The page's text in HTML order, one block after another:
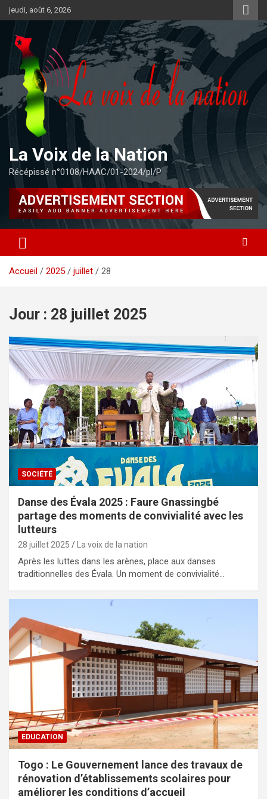
Aller
au
contenu
jeudi, août 6, 2026
La Voix de la Nation
Récépissé n°0108/HAAC/01-2024/pl/P
Accueil 2025 juillet 28
Jour : 28 juillet 2025
SOCIÉTÉ
Danse des Évala 2025 : Faure Gnassingbé
partage des moments de convivialité avec les
lutteurs
28 juillet 2025 La voix de la nation
Après les luttes dans les arènes, place aux danses
traditionnelles des Évala. Un moment de convivialité…
EDUCATION
Togo : Le Gouvernement lance des travaux de
rénovation d’établissements scolaires pour
améliorer les conditions d’accueil